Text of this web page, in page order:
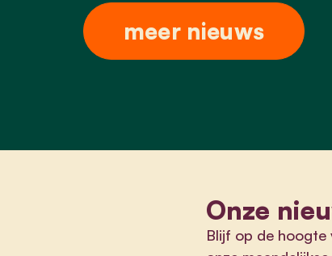
meer nieuws
Onze
Blijf op de hoogte